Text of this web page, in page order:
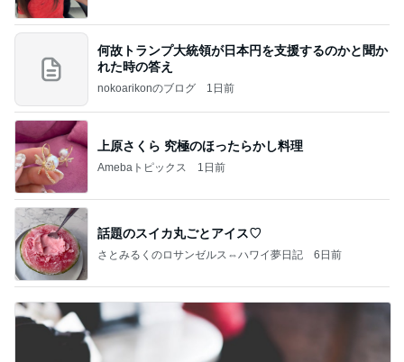
何故トランプ大統領が日本円を支援するのかと聞か
れた時の答え
nokoarikonのブログ 1日前
上原さくら 究極のほったらかし料理
Amebaトピックス 1日前
話題のスイカ丸ごとアイス♡
さとみるくのロサンゼルス⇔ハワイ夢日記 6日前